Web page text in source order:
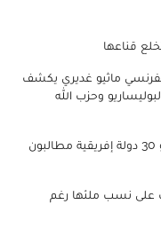
قناعها
ماثيو غديري يكشف
وحزب الله
تأشيرة الدخول للولايات المتحدة: مواطنو 30 دولة إفريقية مطالبون
على نسب ملئها رغم